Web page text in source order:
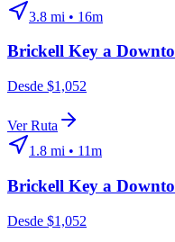
3.8 mi • 16m
Brickell Key a
Desde $1,052
Ver Ruta
1.8 mi • 11m
Brickell Key a
Desde $1,052